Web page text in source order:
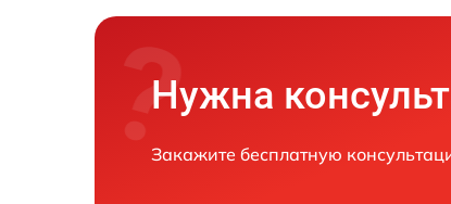
Нужна
Закажите бесплатную